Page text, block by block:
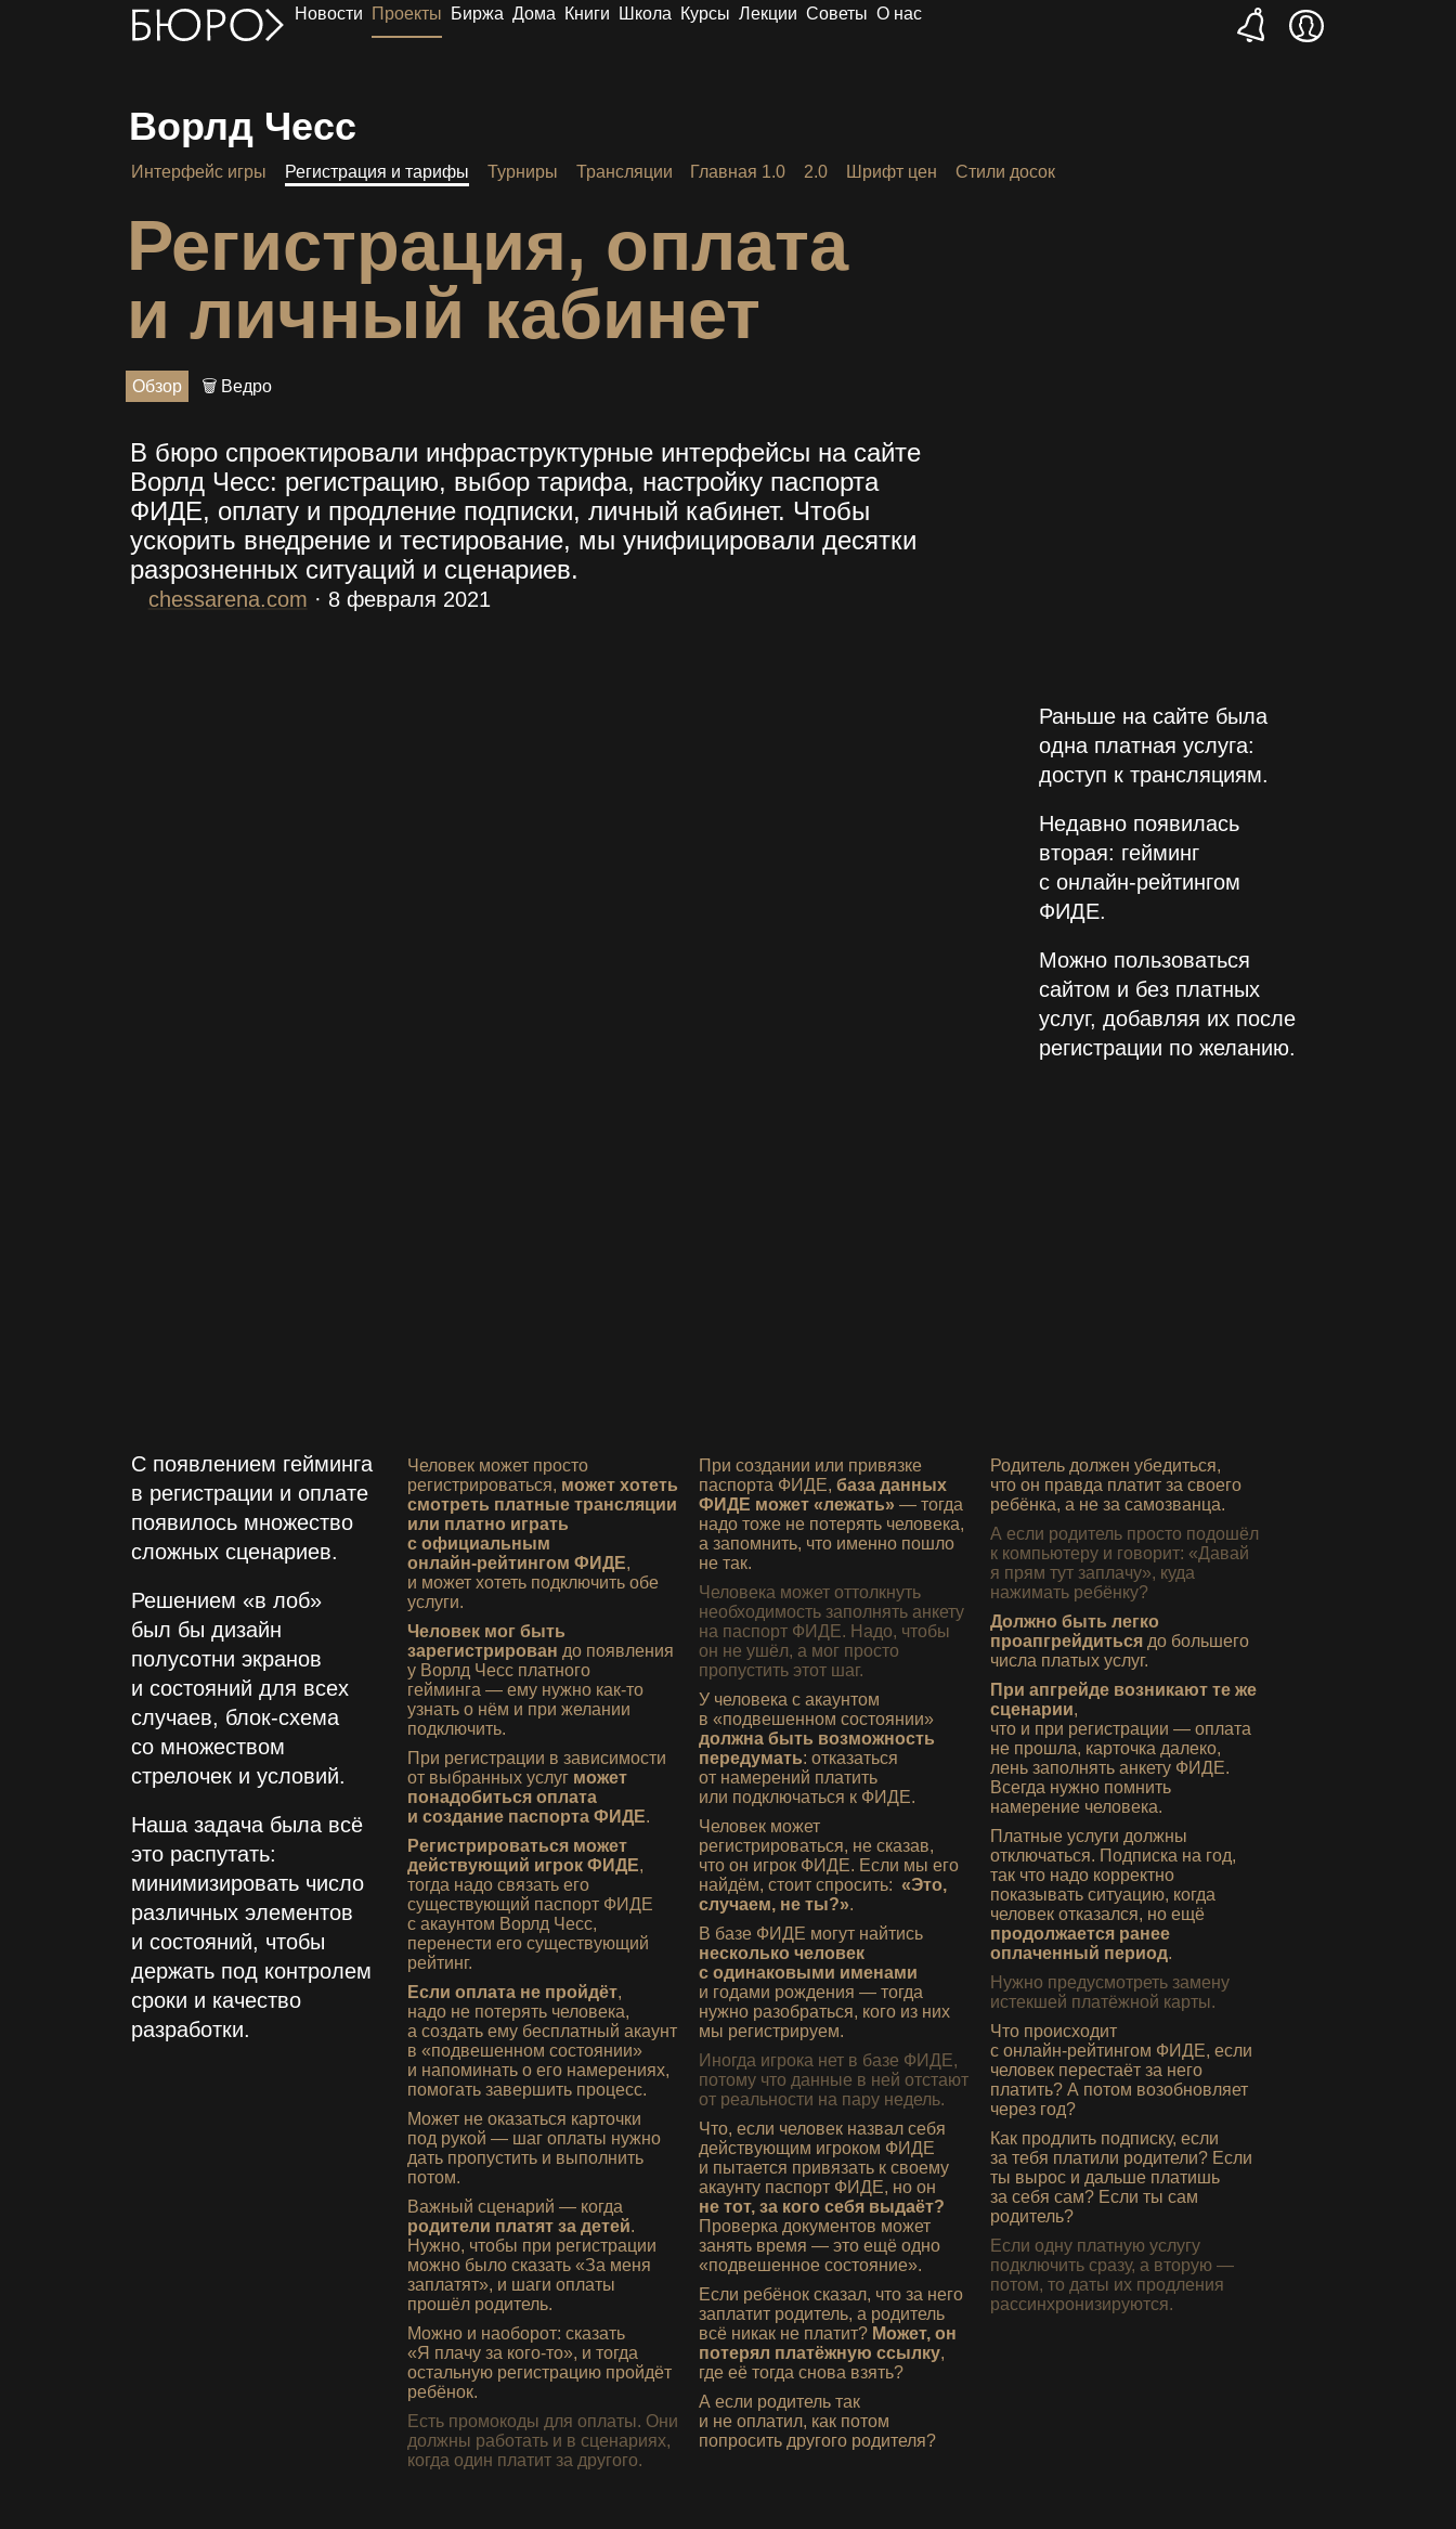
Новости Проекты Биржа Дома Книги Школа Курсы Лекции Советы О нас
Ворлд Чесс
Интерфейс игры Регистрация и тарифы Турниры Трансляции Главная 1.0 2.0 Шрифт цен Стили досок
Регистрация, оплата
и личный кабинет
Обзор 🗑 Ведро
В бюро спроектировали инфраструктурные интерфейсы на сайте
Ворлд Чесс: регистрацию, выбор тарифа, настройку паспорта
ФИДЕ, оплату и продление подписки, личный кабинет. Чтобы
ускорить внедрение и тестирование, мы унифицировали десятки
разрозненных ситуаций и сценариев.
chessarena.com · 8 февраля 2021
Раньше на сайте была
одна платная услуга:
доступ к трансляциям.
Недавно появилась
вторая: гейминг
с онлайн‑рейтингом
ФИДЕ.
Можно пользоваться
сайтом и без платных
услуг, добавляя их после
регистрации по желанию.
С появлением гейминга
в регистрации и оплате
появилось множество
сложных сценариев.
Решением «в лоб»
был бы дизайн
полусотни экранов
и состояний для всех
случаев, блок‑схема
со множеством
стрелочек и условий.
Наша задача была всё
это распутать:
минимизировать число
различных элементов
и состояний, чтобы
держать под контролем
сроки и качество
разработки.
Человек может просто
регистрироваться, может хотеть
смотреть платные трансляции
или платно играть
с официальным
онлайн‑рейтингомФИДЕ,
и может хотеть подключить обе
услуги.
Человек мог быть
зарегистрирован до появления
у Ворлд Чесс платного
гейминга — ему нужно как‑то
узнать о нём и при желании
подключить.
При регистрации в зависимости
от выбранных услуг может
понадобиться оплата
и создание паспортаФИДЕ.
Регистрироваться может
действующий игрокФИДЕ,
тогда надо связать его
существующий паспорт ФИДЕ
с акаунтом Ворлд Чесс,
перенести его существующий
рейтинг.
Если оплата не пройдёт,
надо не потерять человека,
а создать ему бесплатный акаунт
в «подвешенном состоянии»
и напоминать о его намерениях,
помогать завершить процесс.
Может не оказаться карточки
под рукой — шаг оплаты нужно
дать пропустить и выполнить
потом.
Важный сценарий — когда
родители платят за детей.
Нужно, чтобы при регистрации
можно было сказать «За меня
заплатят», и шаги оплаты
прошёл родитель.
Можно и наоборот: сказать
«Я плачу за кого‑то», и тогда
остальную регистрацию пройдёт
ребёнок.
Есть промокоды для оплаты. Они
должны работать и в сценариях,
когда один платит за другого.
При создании или привязке
паспорта ФИДЕ,база данных
ФИДЕ может «лежать» — тогда
надо тоже не потерять человека,
а запомнить, что именно пошло
не так.
Человека может оттолкнуть
необходимость заполнять анкету
на паспорт ФИДЕ. Надо, чтобы
он не ушёл, а мог просто
пропустить этот шаг.
У человека с акаунтом
в «подвешенном состоянии»
должна быть возможность
передумать: отказаться
от намерений платить
или подключаться к ФИДЕ.
Человек может
регистрироваться, не сказав,
что он игрок ФИДЕ. Если мы его
найдём, стоит спросить:«Это,
случаем, не ты?».
В базе ФИДЕ могут найтись
несколько человек
с одинаковыми именами
и годами рождения — тогда
нужно разобраться, кого из них
мы регистрируем.
Иногда игрока нет в базе ФИДЕ,
потому что данные в ней отстают
от реальности на пару недель.
Что, если человек назвал себя
действующим игроком ФИДЕ
и пытается привязать к своему
акаунту паспорт ФИДЕ, но он
не тот, за кого себя выдаёт?
Проверка документов может
занять время — это ещё одно
«подвешенное состояние».
Если ребёнок сказал, что за него
заплатит родитель, а родитель
всё никак не платит? Может, он
потерял платёжную ссылку,
где её тогда снова взять?
А если родитель так
и не оплатил, как потом
попросить другого родителя?
Родитель должен убедиться,
что он правда платит за своего
ребёнка, а не за самозванца.
А если родитель просто подошёл
к компьютеру и говорит: «Давай
я прям тут заплачу», куда
нажимать ребёнку?
Должно быть легко
проапгрейдиться до большего
числа платых услуг.
При апгрейде возникают те же
сценарии,
что и при регистрации — оплата
не прошла, карточка далеко,
лень заполнять анкету ФИДЕ.
Всегда нужно помнить
намерение человека.
Платные услуги должны
отключаться. Подписка на год,
так что надо корректно
показывать ситуацию, когда
человек отказался, но ещё
продолжается ранее
оплаченный период.
Нужно предусмотреть замену
истекшей платёжной карты.
Что происходит
с онлайн‑рейтингом ФИДЕ, если
человек перестаёт за него
платить? А потом возобновляет
через год?
Как продлить подписку, если
за тебя платили родители? Если
ты вырос и дальше платишь
за себя сам? Если ты сам
родитель?
Если одну платную услугу
подключить сразу, а вторую —
потом, то даты их продления
рассинхронизируются.